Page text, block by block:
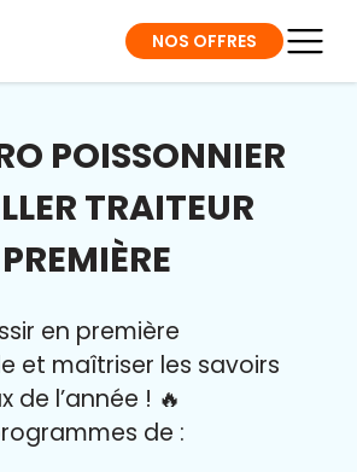
NOS OFFRES
POISSONNIER
TRAITEUR
PREMIÈRE
en première
et maîtriser les savoirs
de l’année ! 🔥
de :